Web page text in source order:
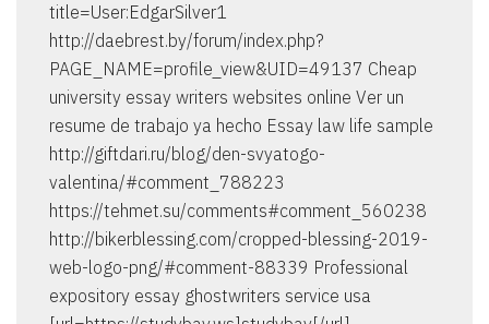
title=User:EdgarSilver1
http://daebrest.by/forum/index.php?
PAGE_NAME=profile_view&UID=49137 Cheap
university essay writers websites online Ver un
resume de trabajo ya hecho Essay law life sample
http://giftdari.ru/blog/den-svyatogo-
valentina/#comment_788223
https://tehmet.su/comments#comment_560238
http://bikerblessing.com/cropped-blessing-2019-
web-logo-png/#comment-88339 Professional
expository essay ghostwriters service usa